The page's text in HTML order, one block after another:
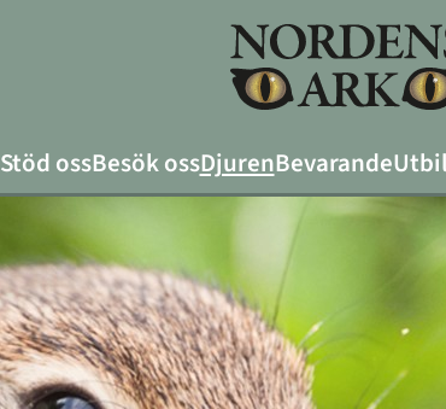
Stöd ossBesök ossDjurenBevarande